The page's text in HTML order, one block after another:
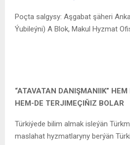
Poçta salgysy: Aşgabat şäheri
Ýubileýni) A Blok, Makul Hyzmat
“ATAVATAN DANIŞMANIIK”
HEM-DE TERJIMEÇIŇIZ BOLAR
Türkiýede bilim almak isleýän
maslahat hyzmatlaryny berýän